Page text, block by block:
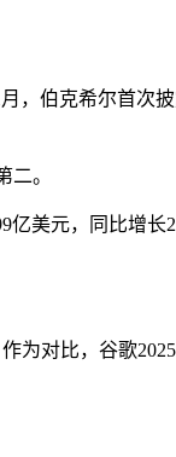
，伯克希尔首次
二。
美元，同比增长
为对比，谷歌